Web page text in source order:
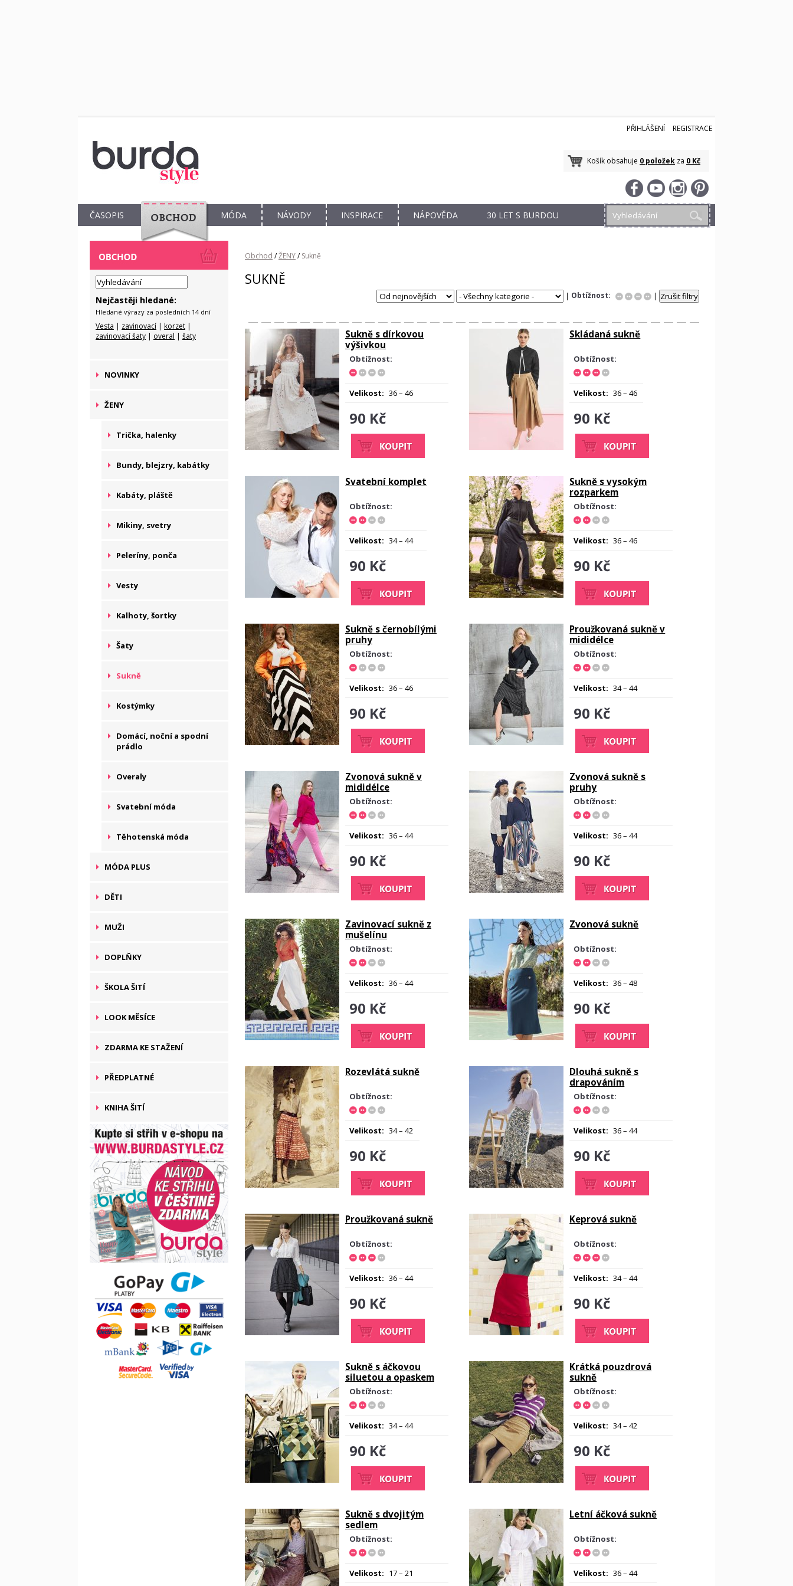
PŘIHLÁŠENÍ REGISTRACE
Košík obsahuje 0 položek za 0 Kč
ČASOPIS
OBCHOD
MÓDA NÁVODY INSPIRACE NÁPOVĚDA 30 LET S BURDOU
Nejčastěji hledané:
Hledané výrazy za posledních 14 dní
Vesta | zavinovací | korzet |
zavinovací šaty | overal | šaty
NOVINKY
ŽENY
Trička, halenky
Bundy, blejzry, kabátky
Kabáty, pláště
Mikiny, svetry
Peleríny, ponča
Vesty
Kalhoty, šortky
Šaty
Sukně
Kostýmky
Domácí, noční a spodní
prádlo
Overaly
Svatební móda
Těhotenská móda
MÓDA PLUS
DĚTI
MUŽI
DOPLŇKY
ŠKOLA ŠITÍ
LOOK MĚSÍCE
ZDARMA KE STAŽENÍ
PŘEDPLATNÉ
KNIHA ŠITÍ
Obchod /ŽENY/ Sukně
SUKNĚ
| Obtížnost: |
Sukně s dírkovou
výšivkou
Obtížnost:
Velikost: 36 – 46
90 Kč
Skládaná sukně
Obtížnost:
Velikost: 36 – 46
90 Kč
Svatební komplet
Obtížnost:
Velikost: 34 – 44
90 Kč
Sukně s vysokým
rozparkem
Obtížnost:
Velikost: 36 – 46
90 Kč
Sukně s černobílými
pruhy
Obtížnost:
Velikost: 36 – 46
90 Kč
Proužkovaná sukně v
mididélce
Obtížnost:
Velikost: 34 – 44
90 Kč
Zvonová sukně v
mididélce
Obtížnost:
Velikost: 36 – 44
90 Kč
Zvonová sukně s
pruhy
Obtížnost:
Velikost: 36 – 44
90 Kč
Zavinovací sukně z
mušelínu
Obtížnost:
Velikost: 36 – 44
90 Kč
Zvonová sukně
Obtížnost:
Velikost: 36 – 48
90 Kč
Rozevlátá sukně
Obtížnost:
Velikost: 34 – 42
90 Kč
Dlouhá sukně s
drapováním
Obtížnost:
Velikost: 36 – 44
90 Kč
Proužkovaná sukně
Obtížnost:
Velikost: 36 – 44
90 Kč
Keprová sukně
Obtížnost:
Velikost: 34 – 44
90 Kč
Sukně s áčkovou
siluetou a opaskem
Obtížnost:
Velikost: 34 – 44
90 Kč
Krátká pouzdrová
sukně
Obtížnost:
Velikost: 34 – 42
90 Kč
Sukně s dvojitým
sedlem
Obtížnost:
Velikost: 17 – 21
Letní áčková sukně
Obtížnost:
Velikost: 36 – 44